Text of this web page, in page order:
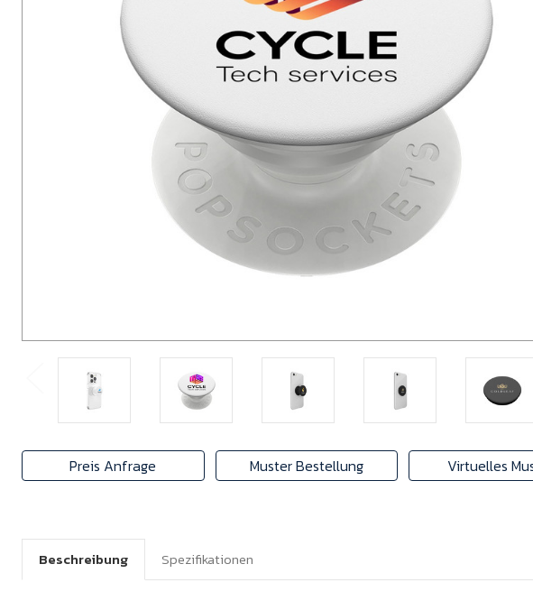
Preis Anfrage Muster Bestellung Virtuelles
Beschreibung Spezifikationen